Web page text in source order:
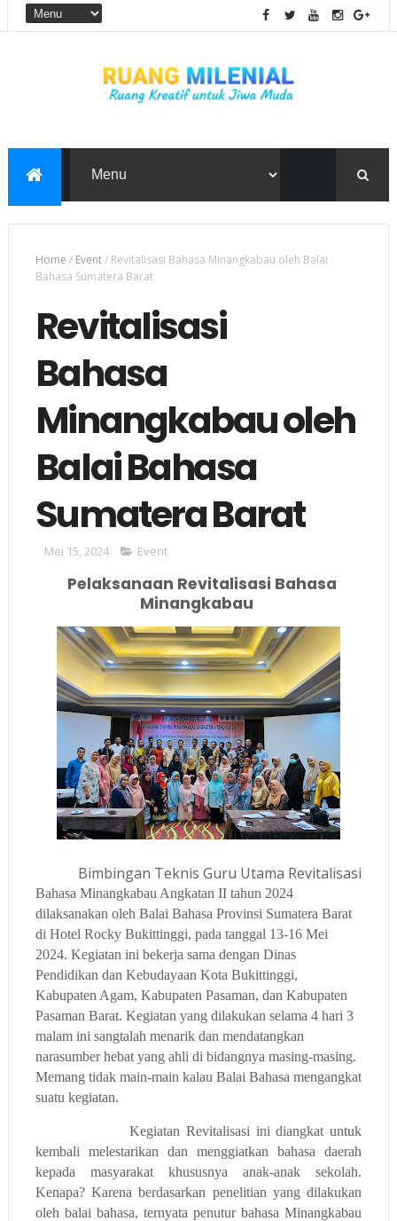
Home / Event/ Revitalisasi Bahasa Minangkabau oleh Balai
Bahasa Sumatera Barat
Revitalisasi
Bahasa
Minangkabau oleh
Balai Bahasa
Sumatera Barat
Mei 15, 2024 Event
Pelaksanaan Revitalisasi Bahasa
Minangkabau
Bimbingan Teknis Guru Utama Revitalisasi
Bahasa Minangkabau Angkatan II tahun 2024
dilaksanakan oleh Balai Bahasa Provinsi Sumatera Barat
di Hotel Rocky Bukittinggi, pada tanggal 13-16 Mei
2024. Kegiatan ini bekerja sama dengan Dinas
Pendidikan dan Kebudayaan Kota Bukittinggi,
Kabupaten Agam, Kabupaten Pasaman, dan Kabupaten
Pasaman Barat. Kegiatan yang dilakukan selama 4 hari 3
malam ini sangtalah menarik dan mendatangkan
narasumber hebat yang ahli di bidangnya masing-masing.
Memang tidak main-main kalau Balai Bahasa mengangkat
suatu kegiatan.
Kegiatan Revitalisasi ini diangkat untuk
kembali melestarikan dan menggiatkan bahasa daerah
kepada masyarakat khususnya anak-anak sekolah.
Kenapa? Karena berdasarkan penelitian yang dilakukan
oleh balai bahasa, ternyata penutur bahasa Minangkabau